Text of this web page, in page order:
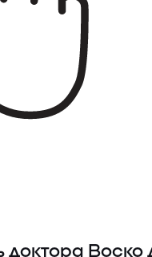
доктора Воско